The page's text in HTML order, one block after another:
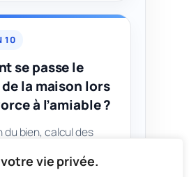
vie privée.
10
se passe le
la maison lors
à l’amiable ?
du bien, calcul des
mention dans la